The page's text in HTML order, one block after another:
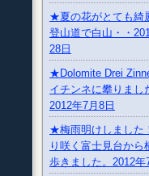
★夏の花がとても綺
登山道で白山・・
28日
★Dolomite Drei
イチンネに攀りまし
2012年7月8日
★梅雨明けしました
り咲く富士見台から
歩きました。2012年